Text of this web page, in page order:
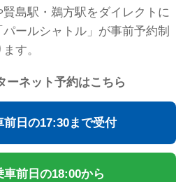
島駅・鵜方駅をダイレクトに
ールシャトル」が事前予約制
す。
ーネット予約はこちら
前日の17:30まで受付
車前日の18:00から